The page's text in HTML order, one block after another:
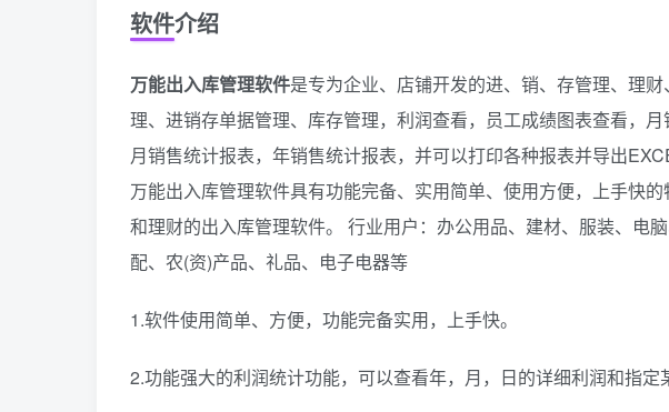
软件介绍
万能出入库管理软件是专为企业、店铺开发的进、销、存管理、理
理、进销存单据管理、库存管理，利润查看，员工成绩图表查看，月
月销售统计报表，年销售统计报表，并可以打印各种报表并导出
万能出入库管理软件具有功能完备、实用简单、使用方便，上手快
和理财的出入库管理软件。 行业用户：办公用品、建材、服装、电
配、农(资)产品、礼品、电子电器等
1.软件使用简单、方便，功能完备实用，上手快。
2.功能强大的利润统计功能，可以查看年，月，日的详细利润和指定